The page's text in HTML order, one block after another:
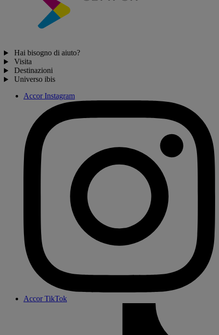
Hai bisogno di aiuto?
Visita
Destinazioni
Universo ibis
Accor Instagram
Accor TikTok